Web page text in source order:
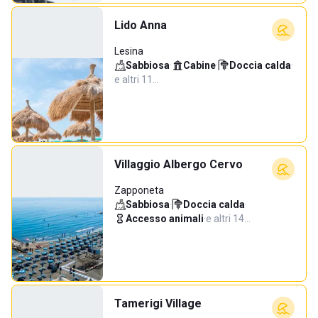
Lido Anna
Lesina
Sabbiosa· Cabine· Doccia calda·
e altri 11…
Villaggio Albergo Cervo
Zapponeta
Sabbiosa· Doccia calda·
Accesso animali·e altri 14…
Tamerigi Village